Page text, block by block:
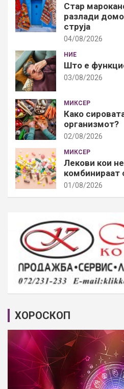
Стар
разлади
струја
04/08/2026
НИЕ
Што е
03/08/2026
МИКСЕР
Како
организмот?
02/08/2026
МИКСЕР
Лекови кои
комбинираат
01/08/2026
ХОРОСКОП